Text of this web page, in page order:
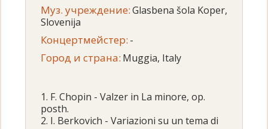
Муз. учреждение:Glasbena šola Koper,
Slovenija
Концертмейстер: -
Город и страна: Muggia, Italy
1. F. Chopin - Valzer in La minore, op.
posth.
2. I. Berkovich - Variazioni su un tema di